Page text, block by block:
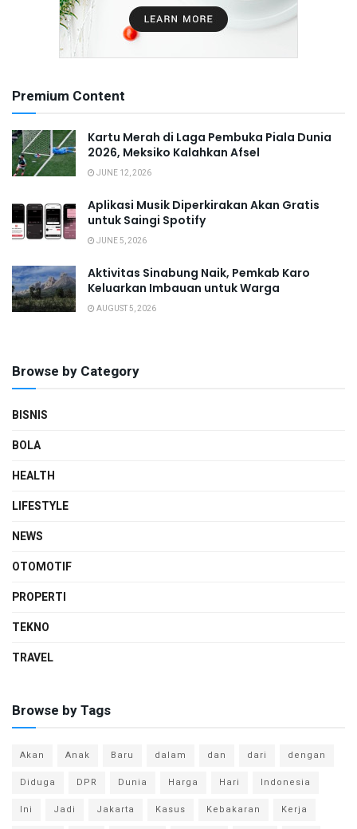
Premium Content
Kartu Merah di Laga Pembuka Piala Dunia
2026, Meksiko Kalahkan Afsel
JUNE 12, 2026
Aplikasi Musik Diperkirakan Akan Gratis
untuk Saingi Spotify
JUNE 5, 2026
Aktivitas Sinabung Naik, Pemkab Karo
Keluarkan Imbauan untuk Warga
AUGUST 5, 2026
Browse by Category
BISNIS
BOLA
HEALTH
LIFESTYLE
NEWS
OTOMOTIF
PROPERTI
TEKNO
TRAVEL
Browse by Tags
Akan Anak Baru dalam dan dari
dengan
Diduga
DPR Dunia Harga Hari
Indonesia
Ini
Jadi Jakarta Kasus Kebakaran
Kerja